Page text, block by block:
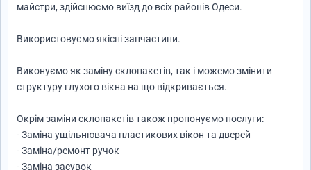
майстри, здійснюємо виїзд до всіх районів Одеси.
Використовуємо якісні запчастини.
Виконуємо як заміну склопакетів, так і можемо змінити
структуру глухого вікна на що відкривається.
Окрім заміни склопакетів також пропонуємо послуги:
- Заміна ущільнювача пластикових вікон та дверей
- Заміна/ремонт ручок
- Заміна засувок